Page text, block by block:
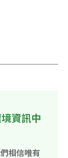
資訊中
相信唯有